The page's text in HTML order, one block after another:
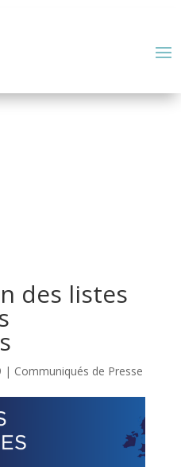
des listes
| Communiqués de Presse